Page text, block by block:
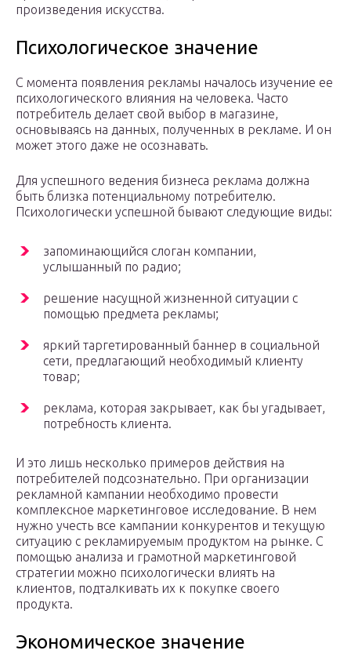
произведения искусства.
Психологическое значение
С момента появления рекламы началось изучение ее
психологического влияния на человека. Часто
потребитель делает свой выбор в магазине,
основываясь на данных, полученных в рекламе. И он
может этого даже не осознавать.
Для успешного ведения бизнеса реклама должна
быть близка потенциальному потребителю.
Психологически успешной бывают следующие виды:
запоминающийся слоган компании,
услышанный по радио;
решение насущной жизненной ситуации с
помощью предмета рекламы;
яркий таргетированный баннер в социальной
сети, предлагающий необходимый клиенту
товар;
реклама, которая закрывает, как бы угадывает,
потребность клиента.
И это лишь несколько примеров действия на
потребителей подсознательно. При организации
рекламной кампании необходимо провести
комплексное маркетинговое исследование. В нем
нужно учесть все кампании конкурентов и текущую
ситуацию с рекламируемым продуктом на рынке. С
помощью анализа и грамотной маркетинговой
стратегии можно психологически влиять на
клиентов, подталкивать их к покупке своего
продукта.
Экономическое значение